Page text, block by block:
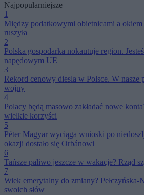
Najpopularniejsze
1
Między podatkowymi obietnicami a
ruszyła
2
Polska gospodarka nokautuje region.
napędowym UE
3
Rekord cenowy diesla w Polsce. W nasze
wojny
4
Polacy będą masowo zakładać nowe
wielkie korzyści
5
Péter Magyar wyciąga wnioski po
okazji dostało się Orbánowi
6
Tańsze paliwo jeszcze w wakacje? Rząd
7
Wiek emerytalny do zmiany? Pełczyńska-
swoich słów